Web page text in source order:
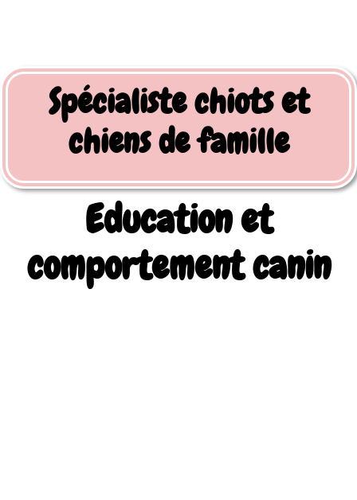
Spécialiste chiots et
chiens de famille
Education et
comportement canin